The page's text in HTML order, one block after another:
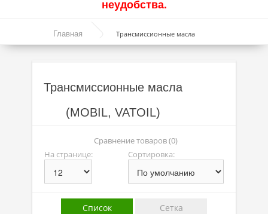
Синтетические масла
Минеральные масла
Масло с молибденом
Линейка масел Molygen
Линейка масел Top Tec
Линейка масел Special Tec
Линейка масел Optimal
неудобства.
Главная Трансмиссионные масла
Трансмиссионные масла
(MOBIL, VATOIL)
Сравнение товаров (0)
На странице:
Сортировка:
Список Сетка